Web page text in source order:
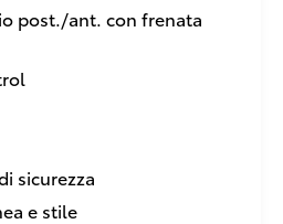
post./ant. con frenata
sicurezza
e stile